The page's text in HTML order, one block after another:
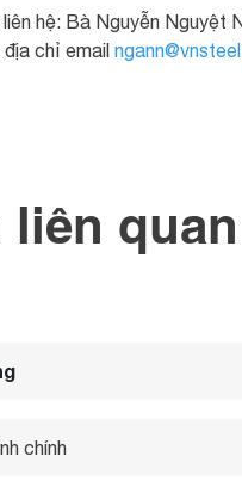
hệ: Bà Nguyễn
chỉ email
liên quan
chính